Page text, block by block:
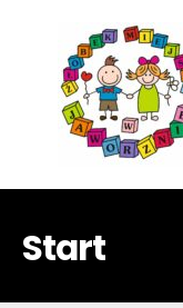
zawartości
Start